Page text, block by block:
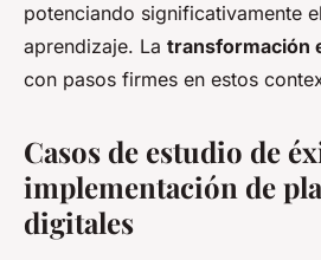
potenciando significativamente
aprendizaje. La transformación
con pasos firmes en estos
Casos de estudio de
implementación de
digitales